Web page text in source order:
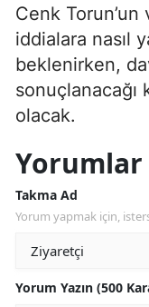
Cenk
iddialara nasıl
beklenirken,
olacak.
Yorumlar
Takma Ad
Yorum yapmak için,
Yorum Yazın (500